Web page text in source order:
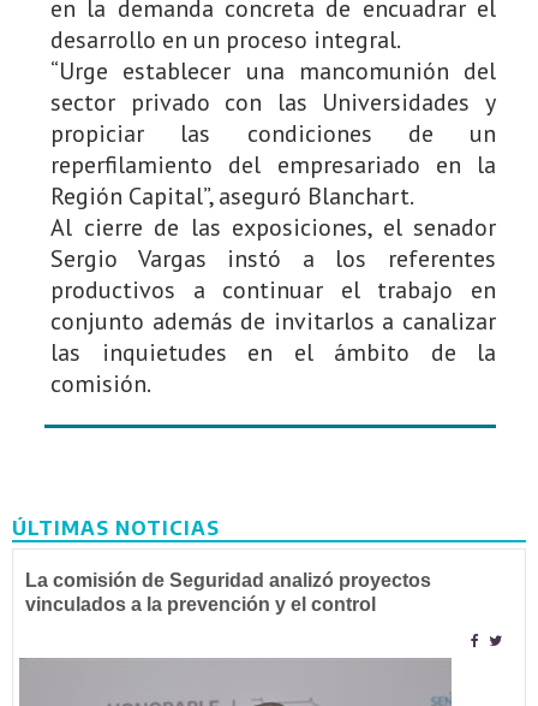
en la demanda concreta de encuadrar el
desarrollo en un proceso integral.
“Urge establecer una mancomunión del
sector privado con las Universidades y
propiciar las condiciones de un
reperfilamiento del empresariado en la
Región Capital”, aseguró Blanchart.
Al cierre de las exposiciones, el senador
Sergio Vargas instó a los referentes
productivos a continuar el trabajo en
conjunto además de invitarlos a canalizar
las inquietudes en el ámbito de la
comisión.
ÚLTIMAS NOTICIAS
La comisión de Seguridad analizó proyectos
vinculados a la prevención y el control